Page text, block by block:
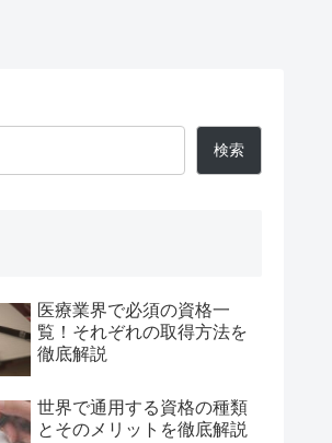
検索
医療業界で必須の資格一
覧！それぞれの取得方法を
徹底解説
世界で通用する資格の種類
とそのメリットを徹底解説